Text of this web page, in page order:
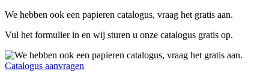
We hebben ook een papieren catalogus, vraag het gratis aan.
Vul het formulier in en wij sturen u onze catalogus gratis op.
Catalogus aanvragen